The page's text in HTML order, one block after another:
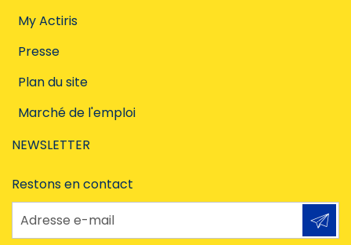
My Actiris
Presse
Plan du site
Marché de l'emploi
NEWSLETTER
Restons en contact
Adresse e-mail